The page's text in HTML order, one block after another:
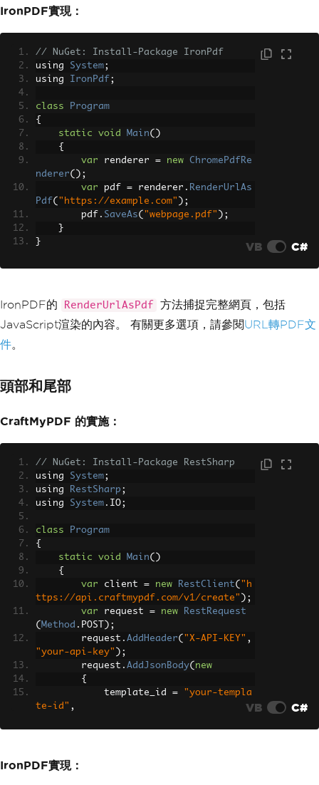
e.com"
            export_type
= "file"
// "f
ile" returns binary PDF; "json" return
s a CDN URL
});
(
);
File
WriteAllBytes
response RawBytes);
IronPDF實現：
// NuGet: Install-Package IronPdf
using System;
using IronPdf ;
class
Program
{
static
void Main()
{
var renderer = new
ChromePdfRe
nderer();
var pdf = renderer . RenderUrlAs
Pdf( "https://example.com" );
        pdf
. SaveAs( "webpage.pdf" );
}
}
VB C#
IronPDF的 RenderUrlAsPdf
方法捕捉完整網頁，包括
JavaScript渲染的內容。 有關更多選項，請參閱URL轉PDF文
件。
頭部和尾部
CraftMyPDF 的實施：
// NuGet: Install-Package RestSharp
using System;
using
RestSharp ;
using System . IO;
class
Program
{
static
void Main()
{
var client = new RestClient( "h
ttps://api.craftmypdf.com/v1/create" );
var request = new
RestRequest
( Method . POST
);
        request
. AddHeader( "X-API-KEY" ,
"your-api-key" );
        request
. AddJsonBody( new
{
            template_id
=
"your-templa
te-id" ,
ontent</h1>"
VB C#
IronPDF實現：